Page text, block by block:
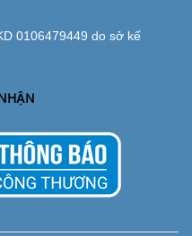
0106479449 do sở kế